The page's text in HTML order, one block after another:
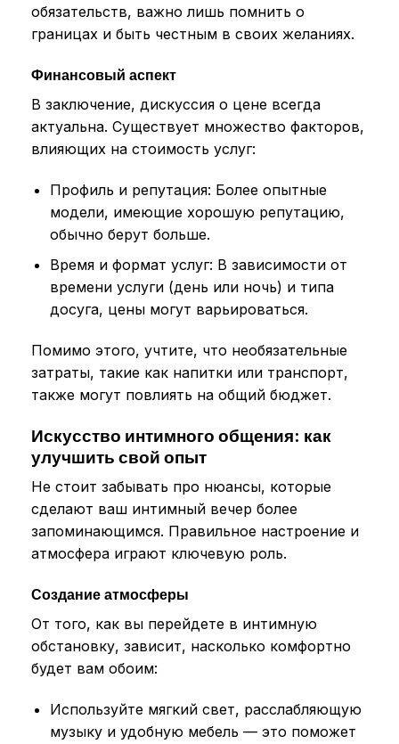
обязательств, важно лишь помнить о
границах и быть честным в своих желаниях.
Финансовый аспект
В заключение, дискуссия о цене всегда
актуальна. Существует множество факторов,
влияющих на стоимость услуг:
Профиль и репутация: Более опытные
модели, имеющие хорошую репутацию,
обычно берут больше.
Время и формат услуг: В зависимости от
времени услуги (день или ночь) и типа
досуга, цены могут варьироваться.
Помимо этого, учтите, что необязательные
затраты, такие как напитки или транспорт,
также могут повлиять на общий бюджет.
Искусство интимного общения: как
улучшить свой опыт
Не стоит забывать про нюансы, которые
сделают ваш интимный вечер более
запоминающимся. Правильное настроение и
атмосфера играют ключевую роль.
Создание атмосферы
От того, как вы перейдете в интимную
обстановку, зависит, насколько комфортно
будет вам обоим:
Используйте мягкий свет, расслабляющую
музыку и удобную мебель — это поможет